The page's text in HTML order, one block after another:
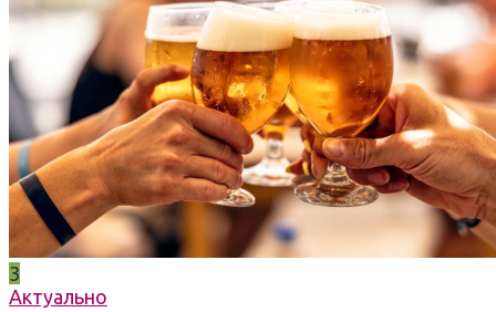
3
Актуально